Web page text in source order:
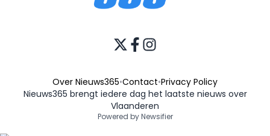
Over Nieuws365•Contact•Privacy Policy
Nieuws365 brengt iedere dag het laatste nieuws over
Vlaanderen
Powered by Newsifier